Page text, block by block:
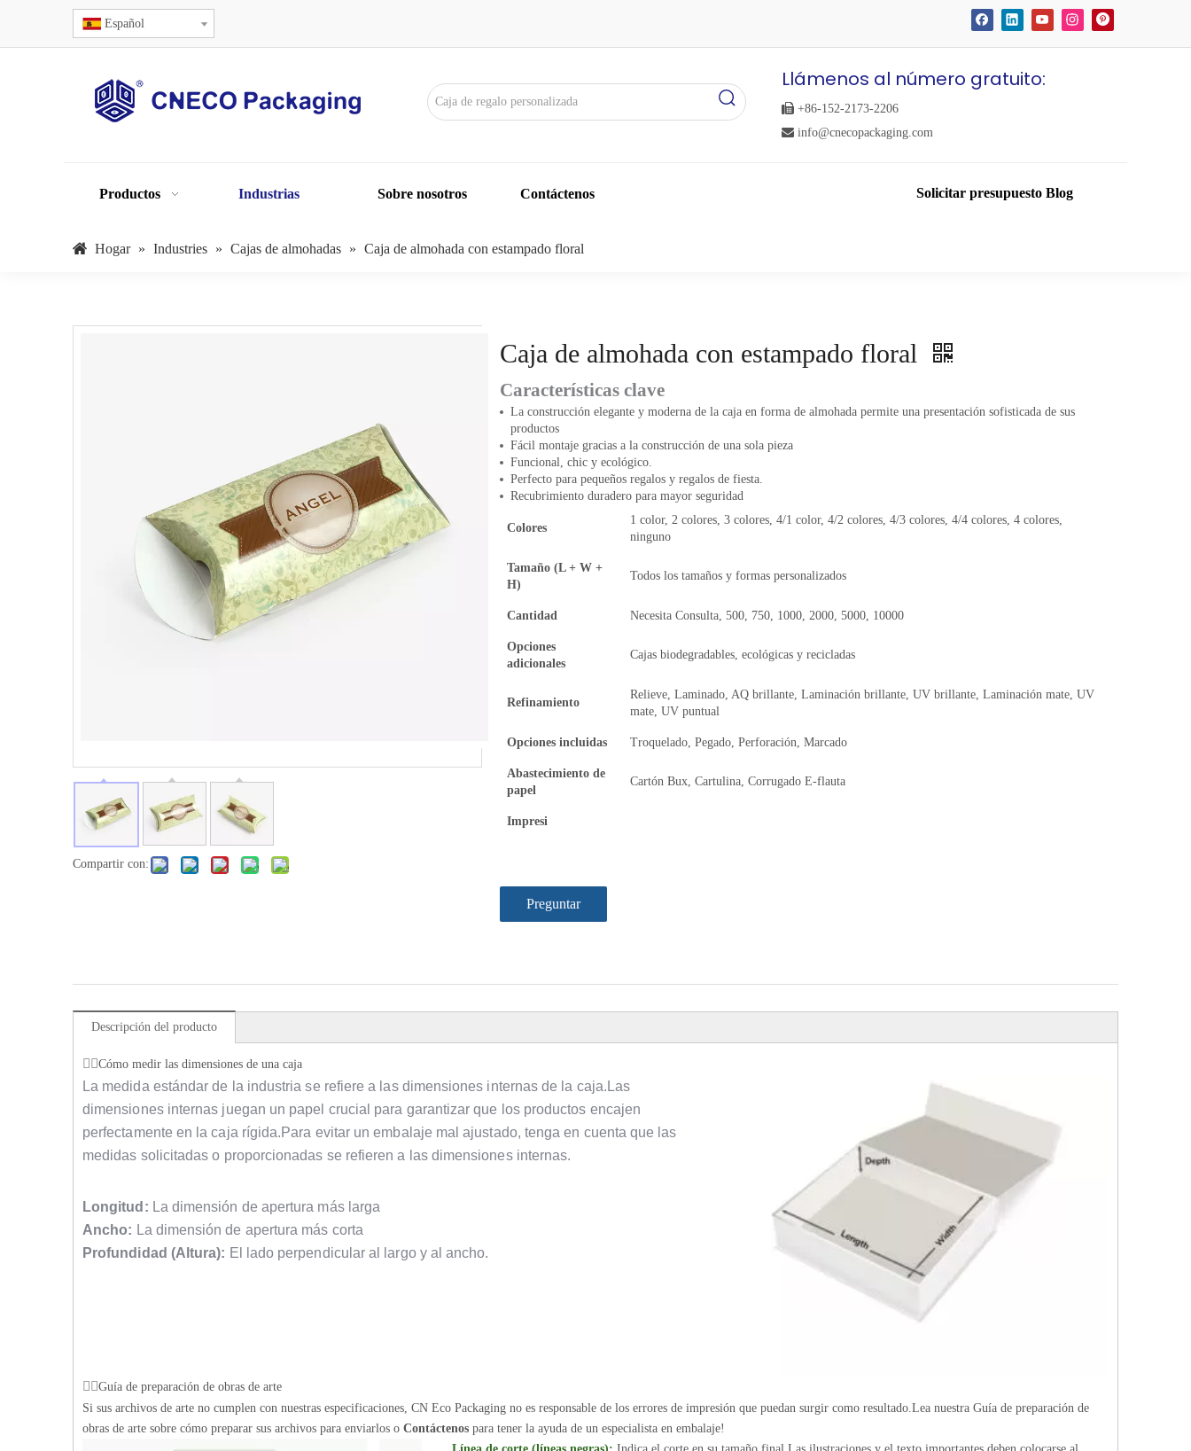
Español
Llámenos al número gratuito:
 +86-152-2173-2206
 info@cnecopackaging.com
Productos Industrias Sobre nosotros Contáctenos Solicitar presupuesto Blog
Hogar » Industries » Cajas de almohadas » Caja de almohada con estampado floral
Compartir con:
Caja de almohada con estampado floral
Características clave
La construcción elegante y moderna de la caja en forma de almohada permite una presentación sofisticada de sus
productos
Fácil montaje gracias a la construcción de una sola pieza
Funcional, chic y ecológico.
Perfecto para pequeños regalos y regalos de fiesta.
Recubrimiento duradero para mayor seguridad
Colores
1 color, 2 colores, 3 colores, 4/1 color, 4/2 colores, 4/3 colores, 4/4 colores, 4 colores,
ninguno
Tamaño (L + W +
H)
Todos los tamaños y formas personalizados
Cantidad Necesita Consulta, 500, 750, 1000, 2000, 5000, 10000
Opciones
adicionales
Cajas biodegradables, ecológicas y recicladas
Refinamiento
Relieve, Laminado, AQ brillante, Laminación brillante, UV brillante, Laminación mate, UV
mate, UV puntual
Opciones incluidas Troquelado, Pegado, Perforación, Marcado
Abastecimiento de
papel
Cartón Bux, Cartulina, Corrugado E-flauta
Impresi
Preguntar
Descripción del producto
Cómo medir las dimensiones de una caja
La medida estándar de la industria se refiere a las dimensiones internas de la caja.Las
dimensiones internas juegan un papel crucial para garantizar que los productos encajen
perfectamente en la caja rígida.Para evitar un embalaje mal ajustado, tenga en cuenta que las
medidas solicitadas o proporcionadas se refieren a las dimensiones internas.
Longitud: La dimensión de apertura más larga
Ancho: La dimensión de apertura más corta
Profundidad (Altura): El lado perpendicular al largo y al ancho.
Guía de preparación de obras de arte
Si sus archivos de arte no cumplen con nuestras especificaciones, CN Eco Packaging no es responsable de los errores de impresión que puedan surgir como resultado.Lea nuestra Guía de preparación de
obras de arte sobre cómo preparar sus archivos para enviarlos o Contáctenos para tener la ayuda de un especialista en embalaje!